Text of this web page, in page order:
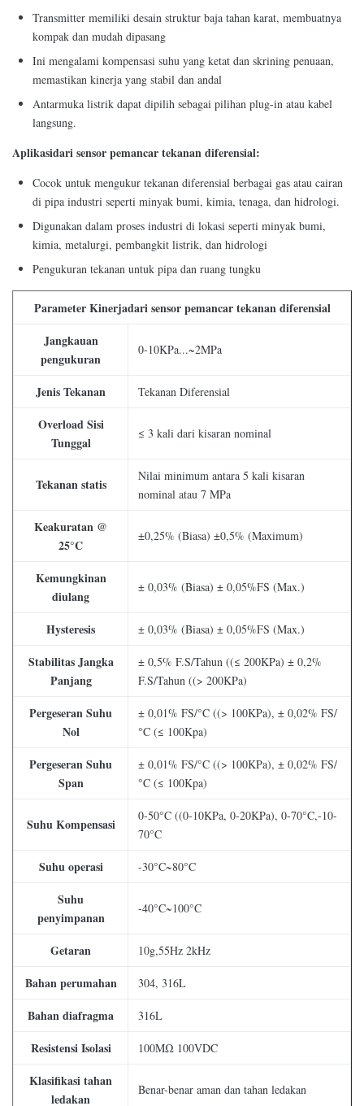
Transmitter memiliki desain struktur baja tahan karat, membuatnya
kompak dan mudah dipasang
Ini mengalami kompensasi suhu yang ketat dan skrining penuaan,
memastikan kinerja yang stabil dan andal
Antarmuka listrik dapat dipilih sebagai pilihan plug-in atau kabel
langsung.
Aplikasidari sensor pemancar tekanan diferensial:
Cocok untuk mengukur tekanan diferensial berbagai gas atau cairan
di pipa industri seperti minyak bumi, kimia, tenaga, dan hidrologi.
Digunakan dalam proses industri di lokasi seperti minyak bumi,
kimia, metalurgi, pembangkit listrik, dan hidrologi
Pengukuran tekanan untuk pipa dan ruang tungku
Parameter Kinerjadari sensor pemancar tekanan diferensial
Jangkauan
pengukuran
0-10KPa...~2MPa
Jenis Tekanan Tekanan Diferensial
Overload Sisi
Tunggal
≤ 3 kali dari kisaran nominal
Tekanan statis
Nilai minimum antara 5 kali kisaran
nominal atau 7 MPa
Keakuratan @
25°C
±0,25% (Biasa) ±0,5% (Maximum)
Kemungkinan
diulang
± 0,03% (Biasa) ± 0,05%FS (Max.)
Hysteresis ± 0,03% (Biasa) ± 0,05%FS (Max.)
Stabilitas Jangka
Panjang
± 0,5% F.S/Tahun ((≤ 200KPa) ± 0,2%
F.S/Tahun ((> 200KPa)
Pergeseran Suhu
Nol
± 0,01% FS/°C ((> 100KPa), ± 0,02% FS/
°C (≤ 100Kpa)
Pergeseran Suhu
Span
± 0,01% FS/°C ((> 100KPa), ± 0,02% FS/
°C (≤ 100Kpa)
Suhu Kompensasi
0-50°C ((0-10KPa, 0-20KPa), 0-70°C,-10-
70°C
Suhu operasi -30°C~80°C
Suhu
penyimpanan
-40°C~100°C
Getaran 10g,55Hz 2kHz
Bahan perumahan 304, 316L
Bahan diafragma 316L
Resistensi Isolasi 100MΩ 100VDC
Klasifikasi tahan
ledakan
Benar-benar aman dan tahan ledakan